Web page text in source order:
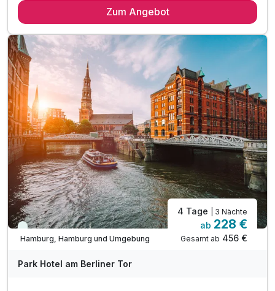
2 x romantisches Frühstück vom Buffet
inkl. 1 Flasche Wasser auf dem Zimmer
inkl. Kaffee- und Teezubereitung im Zimmer
inkl. Informationsmaterial & Stadtplan
inkl. Kultur- und Citytax
inkl. Nutzung des Fitnessbereiches
inkl. W-Lan Nutzung
Zum Angebot
Immer verfügbar
Hamburg, Hamburg und Umgebung
4 Tage | 3 Nächte
ab 228 €
Gesamt ab 456 €
Park Hotel am Berliner Tor